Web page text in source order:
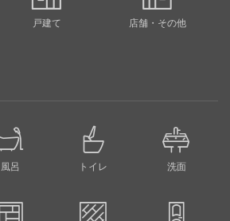
戸建て 店舗・その他
風呂 トイレ 洗面